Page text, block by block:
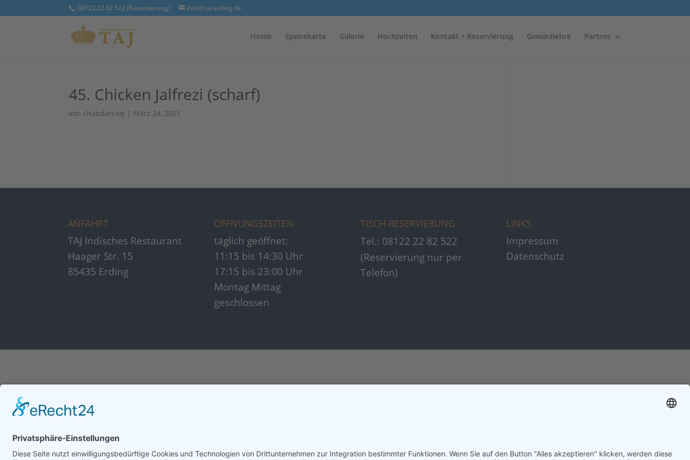
08122 22 82 522 (Reservierung) info@taj-erding.de
Home Speisekarte Galerie Hochzeiten Kontakt + Reservierung Gewürzlehre Partner
45. Chicken Jalfrezi (scharf)
von chandan-taj | März 24, 2021
ANFAHRT
TAJ Indisches Restaurant
Haager Str. 15
85435 Erding
ÖFFNUNGSZEITEN
täglich geöffnet:
11:15 bis 14:30 Uhr
17:15 bis 23:00 Uhr
Montag Mittag
geschlossen
TISCH-RESERVIERUNG
Tel.: 08122 22 82 522
(Reservierung nur per
Telefon)
LINKS
Impressum
Datenschutz